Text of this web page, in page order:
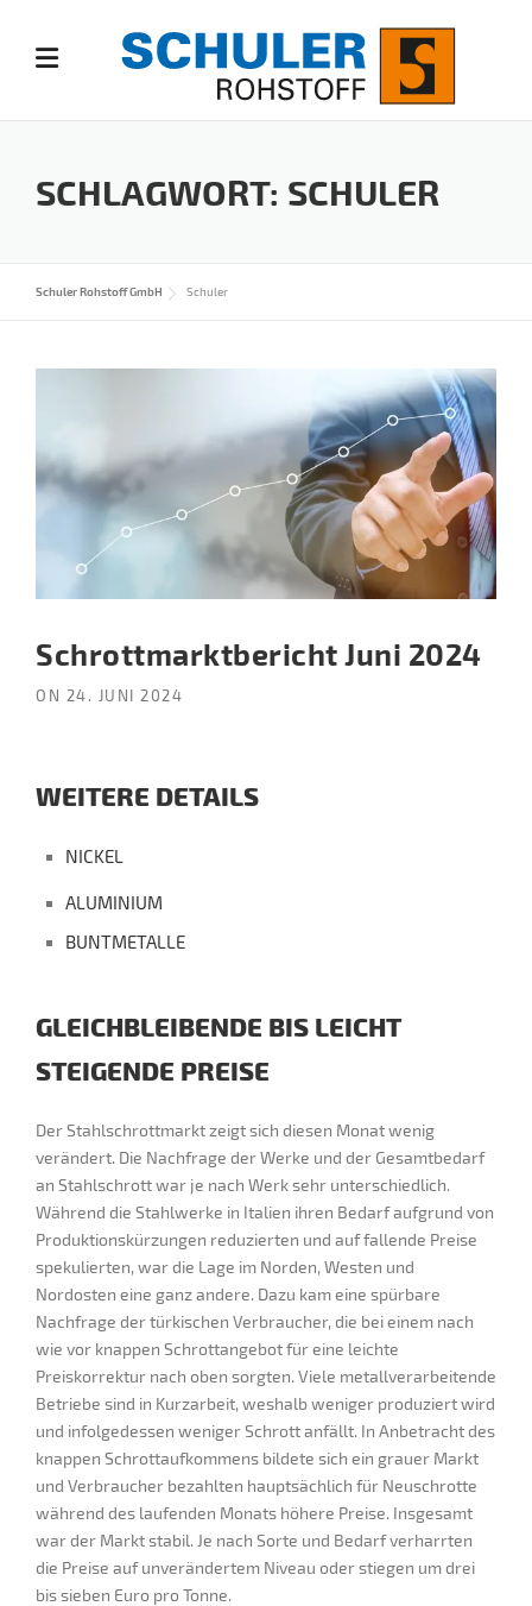
content
SCHLAGWORT: SCHULER
Schuler Rohstoff GmbH Schuler
Schrottmarktbericht Juni 2024
ON 24. JUNI 2024
WEITERE DETAILS
NICKEL
ALUMINIUM
BUNTMETALLE
GLEICHBLEIBENDE BIS LEICHT
STEIGENDE PREISE
Der Stahlschrottmarkt zeigt sich diesen Monat wenig
verändert. Die Nachfrage der Werke und der Gesamtbedarf
an Stahlschrott war je nach Werk sehr unterschiedlich.
Während die Stahlwerke in Italien ihren Bedarf aufgrund von
Produktionskürzungen reduzierten und auf fallende Preise
spekulierten, war die Lage im Norden, Westen und
Nordosten eine ganz andere. Dazu kam eine spürbare
Nachfrage der türkischen Verbraucher, die bei einem nach
wie vor knappen Schrottangebot für eine leichte
Preiskorrektur nach oben sorgten. Viele metallverarbeitende
Betriebe sind in Kurzarbeit, weshalb weniger produziert wird
und infolgedessen weniger Schrott anfällt. In Anbetracht des
knappen Schrottaufkommens bildete sich ein grauer Markt
und Verbraucher bezahlten hauptsächlich für Neuschrotte
während des laufenden Monats höhere Preise. Insgesamt
war der Markt stabil. Je nach Sorte und Bedarf verharrten
die Preise auf unverändertem Niveau oder stiegen um drei
bis sieben Euro pro Tonne.